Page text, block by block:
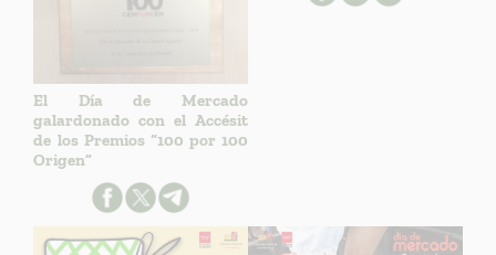
El Día de Mercado
galardonado con el Accésit
de los Premios “100 por 100
Origen”